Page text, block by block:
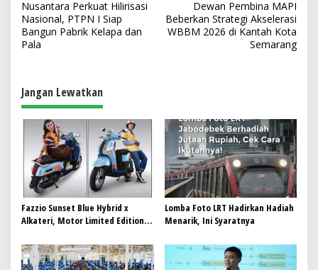
v
i
a
s
i
p
o
s
Nusantara Perkuat Hilirisasi
Nasional, PTPN I Siap
Bangun Pabrik Kelapa dan
Pala
Dewan Pembina MAPI
Beberkan Strategi Akselerasi
WBBM 2026 di Kantah Kota
Semarang
Jangan Lewatkan
Fazzio Sunset Blue Hybrid x
Alkateri, Motor Limited Edition
Future Lo
Lomba Foto LRT Hadirkan Hadiah
Menarik, Ini Syaratnya